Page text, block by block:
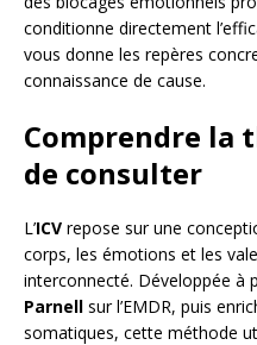
conditionne directement
vous donne les repères
connaissance de cause.
Comprendre la
de consulter
L’ICV repose sur une
corps, les émotions et les
interconnecté. Développée à
Parnell sur l’EMDR, puis
somatiques, cette méthode